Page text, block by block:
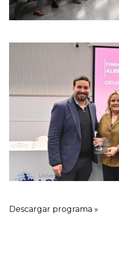
Descargar programa »